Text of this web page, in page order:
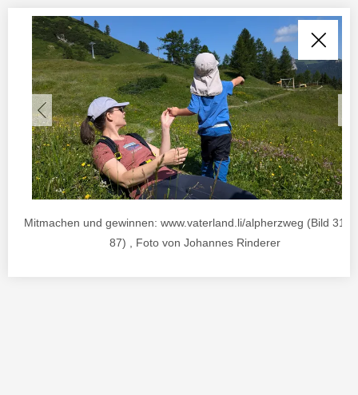
Mitmachen und gewinnen: www.vaterland.li/alpherzweg (Bild 31
87) , Foto von Johannes Rinderer